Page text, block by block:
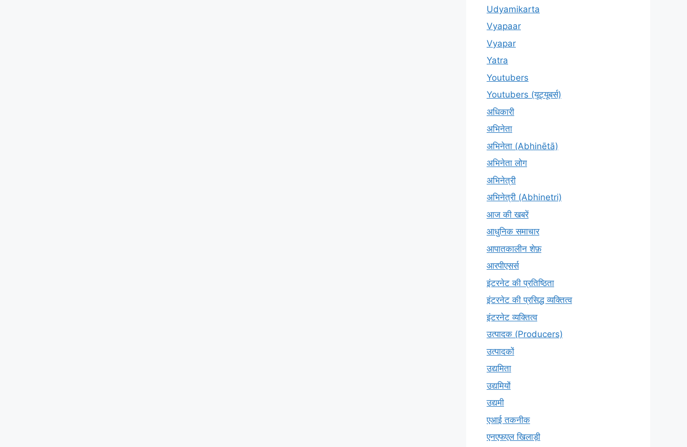
Udyamikarta
Vyapaar
Vyapar
Yatra
Youtubers
Youtubers (यूट्यूबर्स)
अधिकारी
अभिनेता
अभिनेता (Abhinētā)
अभिनेता लोग
अभिनेत्री
अभिनेत्री (Abhinetri)
आज की खबरें
आधुनिक समाचार
आपातकालीन शेफ़
आरपीएसर्स
इंटरनेट की प्रतिष्ठिता
इंटरनेट की प्रसिद्ध व्यक्तित्व
इंटरनेट व्यक्तित्व
उत्पादक (Producers)
उत्पादकों
उद्यमिता
उद्यमियों
उद्यमी
एआई तकनीक
एनएफएल खिलाड़ी